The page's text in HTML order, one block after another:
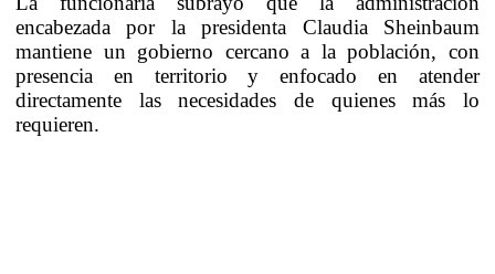
encabezada por la presidenta Claudia Sheinbaum
mantiene un gobierno cercano a la población, con
presencia en territorio y enfocado en atender
directamente las necesidades de quienes más lo
requieren.